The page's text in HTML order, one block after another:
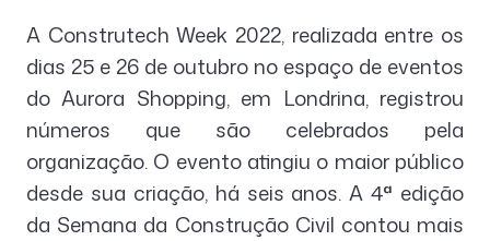
A Construtech Week 2022, realizada entre os
dias 25 e 26 de outubro no espaço de eventos
do Aurora Shopping, em Londrina, registrou
números que são celebrados pela
organização. O evento atingiu o maior público
desde sua criação, há seis anos. A 4ª edição
da Semana da Construção Civil contou mais